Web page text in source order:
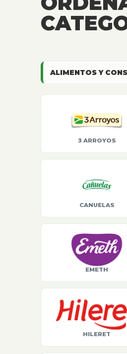
ALIMENTOS Y
3 ARROYOS
CANUELAS
EMETH
HILERET